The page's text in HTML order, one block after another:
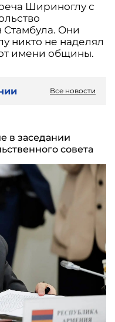
Шириноглу с
Стамбула. Они
никто не наделял
имени общины.
Все новости
в заседании
совета